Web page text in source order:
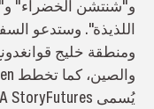
و"شنتشن الخضراء"
اللذيذة". وستدعو
يُسمى GBA StoryFutures.